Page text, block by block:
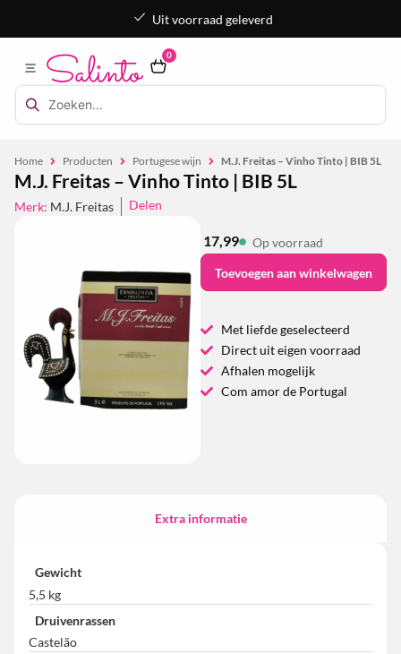
Uit voorraad geleverd
0
Home Producten Portugese wijn M.J. Freitas – Vinho Tinto | BIB 5L
M.J. Freitas – Vinho Tinto | BIB 5L
Merk: M.J. Freitas Delen
17,99 Op voorraad
Toevoegen aan winkelwagen
Met liefde geselecteerd
Direct uit eigen voorraad
Afhalen mogelijk
Com amor de Portugal
Extra informatie
Gewicht
5,5 kg
Druivenrassen
Castelão